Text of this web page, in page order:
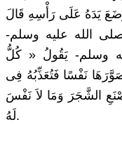
يَدَهُ عَلَى رَأْسِهِ قَالَ
الله عليه وسلم-
وسلم- يَقُولُ « كُلُّ
نَفْسًا فَتُعَذِّبُهُ فِى
الشَّجَرَ وَمَا لاَ نَفْسَ
لَهُ.